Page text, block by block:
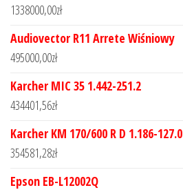
1338000,00zł
Audiovector R11 Arrete Wiśniowy
495000,00zł
Karcher MIC 35 1.442-251.2
434401,56zł
Karcher KM 170/600 R D 1.186-127.0
354581,28zł
Epson EB-L12002Q